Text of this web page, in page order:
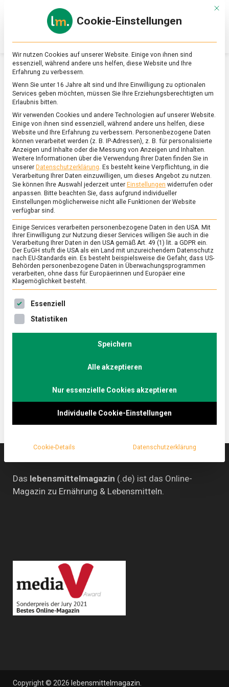
Online-
Magazin
zu
&
Ernährung
SCHLAGWORT:LEBKÜCHNEREIEN
ERNÄHRUNG & GESUNDHEIT /FEATURED/WISSEN
Für Elise und alle anderen: Nürnberger
Lebkuchen
3. Dezember 2021
alle
Die fränkische Hauptstadt hält für ihre
Besucher:innen eine besondere, süße Köstlichkeit
parat, Nürnberger Lebkuchen. Jetzt in der
Lebensmittelmagazin.de war im Flagshipstore von
Das lebensmittelmagazin (.de) ist das Online-
Magazin zu Ernährung & Lebensmitteln.
Copyright © 2026 lebensmittelmagazin
Mit
Cookie-Einstellungen
Wir nutzen Cookies auf unserer Website. Einige von ihnen sind
essenziell, während andere uns helfen, diese Website und Ihre
Erfahrung zu verbessern.
Wenn Sie unter 16 Jahre alt sind und Ihre Einwilligung zu optionalen
Services geben möchten, müssen Sie Ihre Erziehungsberechtigten um
Erlaubnis bitten.
Wir verwenden Cookies und andere Technologien auf unserer Website.
Einige von ihnen sind essenziell, während andere uns helfen, diese
Website und Ihre Erfahrung zu verbessern. Personenbezogene Daten
können verarbeitet werden (z. B. IP-Adressen), z. B. für personalisierte
Anzeigen und Inhalte oder die Messung von Anzeigen und Inhalten.
Weitere Informationen über die Verwendung Ihrer Daten finden Sie in
unserer Datenschutzerklärung. Es besteht keine Verpflichtung, in die
Verarbeitung Ihrer Daten einzuwilligen, um dieses Angebot zu nutzen.
Sie können Ihre Auswahl jederzeit unter Einstellungen widerrufen oder
anpassen. Bitte beachten Sie, dass aufgrund individueller
Einstellungen möglicherweise nicht alle Funktionen der Website
verfügbar sind.
Einige Services verarbeiten personenbezogene Daten in den USA. Mit
Ihrer Einwilligung zur Nutzung dieser Services willigen Sie auch in die
Verarbeitung Ihrer Daten in den USA gemäß Art. 49 (1) lit. a GDPR ein.
Der EuGH stuft die USA als ein Land mit unzureichendem Datenschutz
nach EU-Standards ein. Es besteht beispielsweise die Gefahr, dass US-
Behörden personenbezogene Daten in Überwachungsprogrammen
verarbeiten, ohne dass für Europäerinnen und Europäer eine
Klagemöglichkeit besteht.
Es folgt eine Liste der Service-Gruppen, für die eine
Essenziell
Statistiken
Speichern
Alle akzeptieren
Nur essenzielle Cookies akzeptieren
Individuelle Cookie-Einstellungen
Cookie-Details Datenschutzerklärung